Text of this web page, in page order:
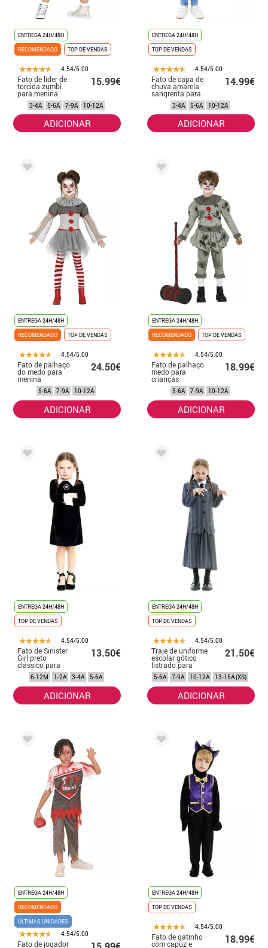
ENTREGA 24H/48H
RECOMENDADO
TOP DE VENDAS
4.54/5.00
Fato de líder de
torcida zumbi
para menina
15.99€
3-4A 5-6A 7-9A 10-12A
ADICIONAR
ENTREGA 24H/48H
TOP DE VENDAS
4.54/5.00
Fato de capa de
chuva amarela
sangrenta para
menino
14.99€
3-4A 5-6A 10-12A
ADICIONAR
ENTREGA 24H/48H
RECOMENDADO
TOP DE VENDAS
4.54/5.00
Fato de palhaço
do medo para
menina
24.50€
5-6A 7-9A 10-12A
ADICIONAR
ENTREGA 24H/48H
RECOMENDADO
TOP DE VENDAS
4.54/5.00
Fato de palhaço
medo para
crianças
18.99€
5-6A 7-9A 10-12A
ADICIONAR
ENTREGA 24H/48H
TOP DE VENDAS
4.54/5.00
Fato de Sinister
Girl preto
clássico para
bebé e menina
13.50€
6-12M 1-2A 3-4A 5-6A
ADICIONAR
ENTREGA 24H/48H
TOP DE VENDAS
4.54/5.00
Traje de uniforme
escolar gótico
listrado para
meninas e
adolescentes
21.50€
5-6A 7-9A 10-12A 13-15A (XS)
ADICIONAR
ENTREGA 24H/48H
RECOMENDADO
ÚLTIMAS UNIDADES
4.54/5.00
Fato de jogador
ENTREGA 24H/48H
TOP DE VENDAS
4.54/5.00
Fato de gatinho
com capuz e 18.99€